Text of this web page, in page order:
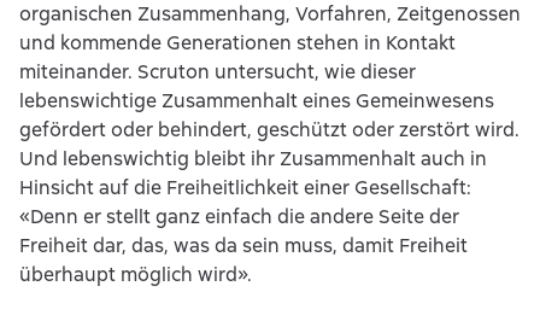
organischen Zusammenhang, Vorfahren, Zeitgenossen
und kommende Generationen stehen in Kontakt
miteinander. Scruton untersucht, wie dieser
lebenswichtige Zusammenhalt eines Gemeinwesens
gefördert oder behindert, geschützt oder zerstört wird.
Und lebenswichtig bleibt ihr Zusammenhalt auch in
Hinsicht auf die Freiheitlichkeit einer Gesellschaft:
«Denn er stellt ganz einfach die andere Seite der
Freiheit dar, das, was da sein muss, damit Freiheit
überhaupt möglich wird».